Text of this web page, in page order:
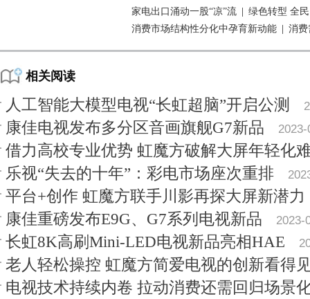
家电出口涌动一股“凉”流
绿色转型 全
消费市场结构性分化中孕育新动能
消费
相关阅读
人工智能大模型电视“长虹超脑”开启公测
康佳电视发布多分区音画旗舰G7新品
借力高校专业优势 虹魔方破解大屏年轻化
乐视“失去的十年”：彩电市场座次重排
平台+创作 虹魔方联手川影再探大屏新潜力
康佳重磅发布E9G、G7系列电视新品
2023-
长虹8K高刷Mini-LED电视新品亮相HAE
老人轻松操控 虹魔方简爱电视的创新看得
电视技术持续内卷 拉动消费还需回归场景